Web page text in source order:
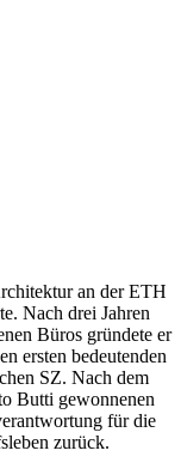
an der ETH
Nach drei Jahren
Büros gründete er
ersten bedeutenden
SZ. Nach dem
Butti gewonnenen
für die
zurück.